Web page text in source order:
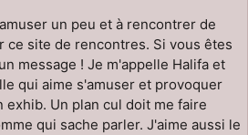
un peu et à rencontrer de
ce site de rencontres. Si vous êtes
message ! Je m'appelle Halifa et
qui aime s'amuser et provoquer
exhib. Un plan cul doit me faire
qui sache parler. J'aime aussi le